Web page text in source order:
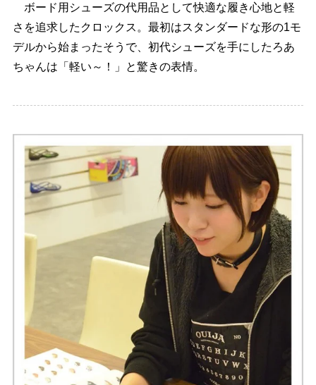
ボード用シューズの代用品として快適な履き心地と軽
さを追求したクロックス。最初はスタンダードな形の1モ
デルから始まったそうで、初代シューズを手にしたろあ
ちゃんは「軽い～！」と驚きの表情。